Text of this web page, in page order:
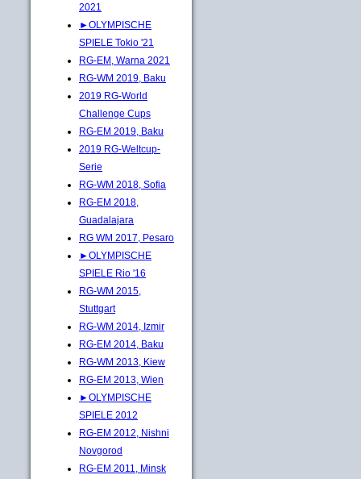
2021
►OLYMPISCHE
SPIELE Tokio '21
RG-EM, Warna 2021
RG-WM 2019, Baku
2019 RG-World
Challenge Cups
RG-EM 2019, Baku
2019 RG-Weltcup-
Serie
RG-WM 2018, Sofia
RG-EM 2018,
Guadalajara
RG WM 2017, Pesaro
►OLYMPISCHE
SPIELE Rio '16
RG-WM 2015,
Stuttgart
RG-WM 2014, Izmir
RG-EM 2014, Baku
RG-WM 2013, Kiew
RG-EM 2013, Wien
►OLYMPISCHE
SPIELE 2012
RG-EM 2012, Nishni
Novgorod
RG-EM 2011, Minsk